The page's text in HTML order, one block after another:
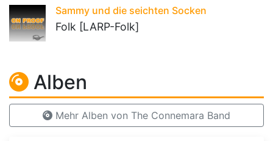
Sammy und die seichten Socken
Folk [LARP-Folk]
Alben
Mehr Alben von The Connemara Band